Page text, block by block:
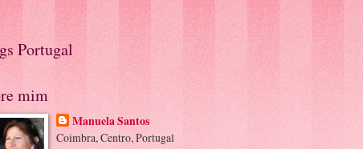
Portugal
mim
Manuela Santos
Coimbra, Centro, Portugal